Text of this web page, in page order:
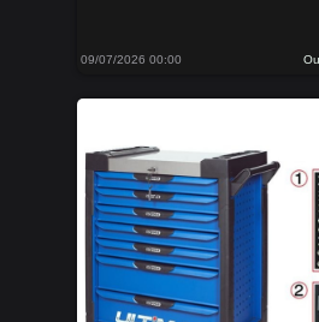
09/07/2026 00:00